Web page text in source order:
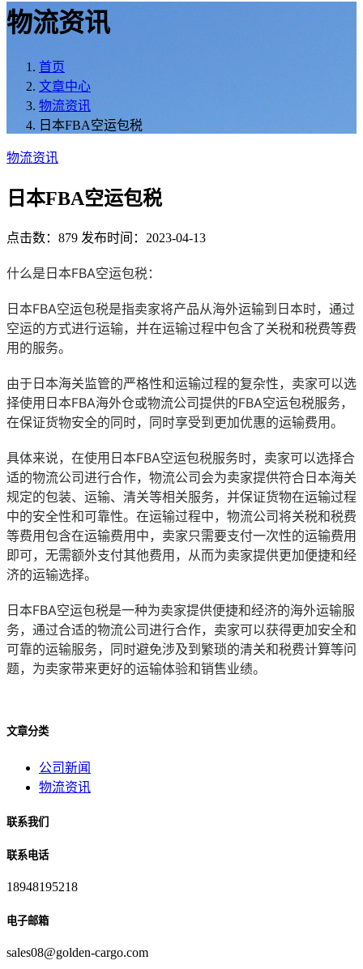
物流资讯
首页
文章中心
物流资讯
日本FBA空运包税
物流资讯
日本FBA空运包税
点击数：879 发布时间：2023-04-13
什么是日本FBA空运包税：
日本FBA空运包税是指卖家将产品从海外运输到日本时，通过
空运的方式进行运输，并在运输过程中包含了关税和税费等费
用的服务。
由于日本海关监管的严格性和运输过程的复杂性，卖家可以选
择使用日本FBA海外仓或物流公司提供的FBA空运包税服务，
在保证货物安全的同时，同时享受到更加优惠的运输费用。
具体来说，在使用日本FBA空运包税服务时，卖家可以选择合
适的物流公司进行合作，物流公司会为卖家提供符合日本海关
规定的包装、运输、清关等相关服务，并保证货物在运输过程
中的安全性和可靠性。在运输过程中，物流公司将关税和税费
等费用包含在运输费用中，卖家只需要支付一次性的运输费用
即可，无需额外支付其他费用，从而为卖家提供更加便捷和经
济的运输选择。
日本FBA空运包税是一种为卖家提供便捷和经济的海外运输服
务，通过合适的物流公司进行合作，卖家可以获得更加安全和
可靠的运输服务，同时避免涉及到繁琐的清关和税费计算等问
题，为卖家带来更好的运输体验和销售业绩。
文章分类
公司新闻
物流资讯
联系我们
联系电话
18948195218
电子邮箱
sales08@golden-cargo.com